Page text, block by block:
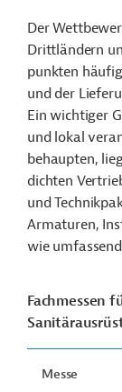
Der
Drittländern
punkten
und der
Ein wichtiger
und lokal
behaupten,
dichten
und
Armaturen,
wie
Fachmessen
Messe